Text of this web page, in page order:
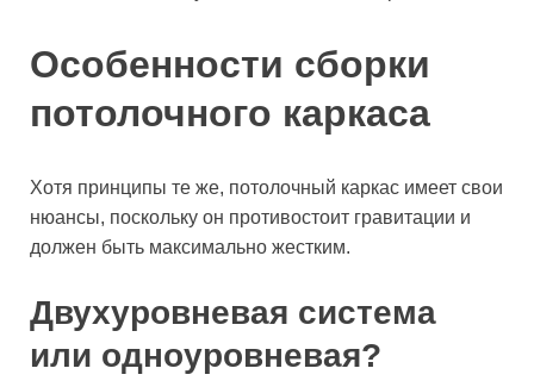
Особенности сборки
потолочного каркаса
Хотя принципы те же, потолочный каркас имеет свои
нюансы, поскольку он противостоит гравитации и
должен быть максимально жестким.
Двухуровневая система
или одноуровневая?